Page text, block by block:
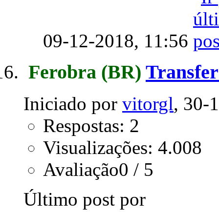
09-12-2018, 11:56
Ferobra (BR)
Iniciado por vitorgl, 30-
Respostas: 2
Visualizações: 4.008
Avaliação0 / 5
Último post por